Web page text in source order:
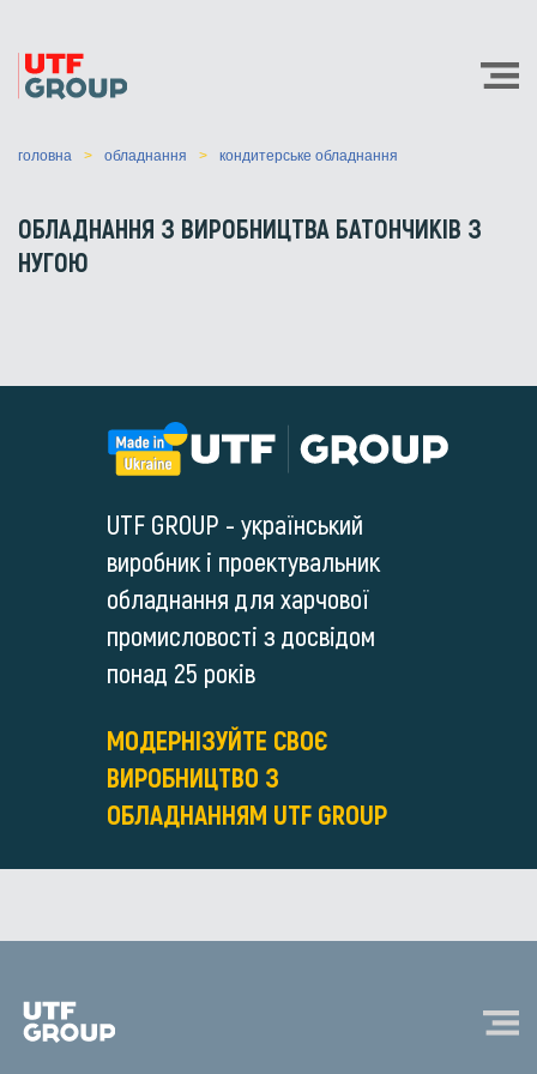
головна обладнання кондитерське обладнання
ОБЛАДНАННЯ З ВИРОБНИЦТВА БАТОНЧИКІВ З
НУГОЮ
UTF GROUP - український
виробник і проектувальник
обладнання для харчової
промисловості з досвідом
понад 25 років
МОДЕРНІЗУЙТЕ СВОЄ
ВИРОБНИЦТВО З
ОБЛАДНАННЯМ UTF GROUP